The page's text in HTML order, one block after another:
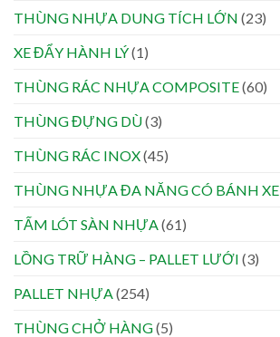
THÙNG NHỰA DUNG TÍCH LỚN (23)
XE ĐẨY HÀNH LÝ(1)
THÙNG RÁC NHỰA COMPOSITE(60)
THÙNG ĐỰNG DÙ(3)
THÙNG RÁC INOX(45)
THÙNG NHỰA ĐA NĂNG CÓ BÁNH XE
TẤM LÓT SÀN NHỰA(61)
LỒNG TRỮ HÀNG – PALLET LƯỚI (3)
PALLET NHỰA(254)
THÙNG CHỞ HÀNG(5)